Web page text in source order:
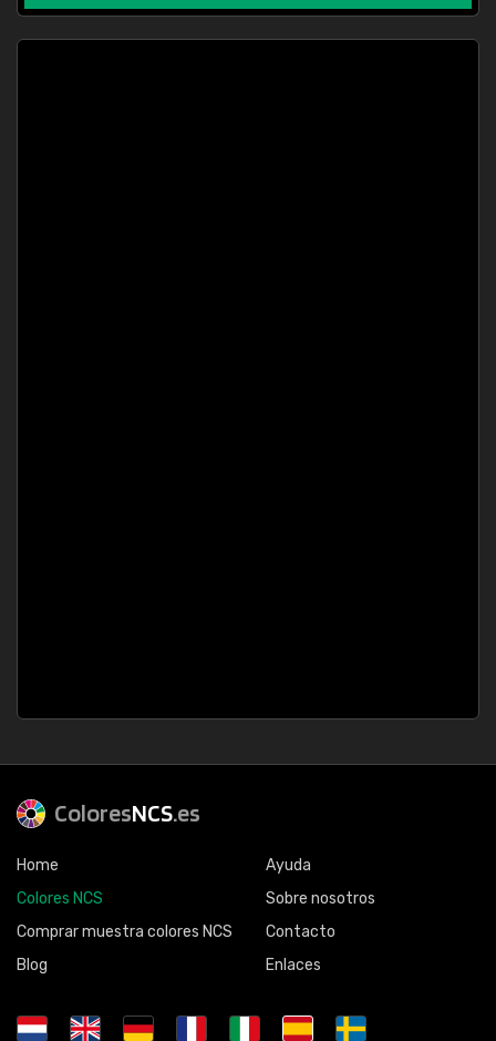
ColoresNCS.es
Home
Colores NCS
Comprar muestra colores NCS
Blog
Ayuda
Sobre nosotros
Contacto
Enlaces